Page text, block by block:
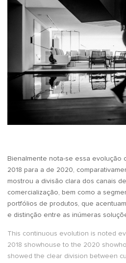
Bienalmente nota-se essa evolução
2018 para a de 2020,
mostrou a divisão clara dos canais
comercialização, bem como a
portfólios de produtos, que
e distinção entre as inúmeras
This continuous evolution is noted
2018 showhouse to the 2020
showed the clear division between